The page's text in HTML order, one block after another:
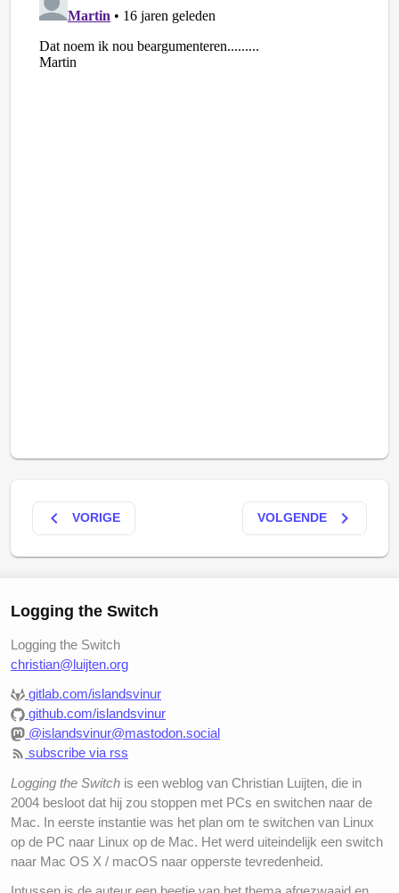
keyboard_arrow_left VORIGE VOLGENDE keyboard_arrow_right
Logging the Switch
Logging the Switch
christian@luijten.org
gitlab.com/islandsvinur
github.com/islandsvinur
@islandsvinur@mastodon.social
subscribe via rss
Logging the Switch is een weblog van Christian Luijten, die in
2004 besloot dat hij zou stoppen met PCs en switchen naar de
Mac. In eerste instantie was het plan om te switchen van Linux
op de PC naar Linux op de Mac. Het werd uiteindelijk een switch
naar Mac OS X / macOS naar opperste tevredenheid.